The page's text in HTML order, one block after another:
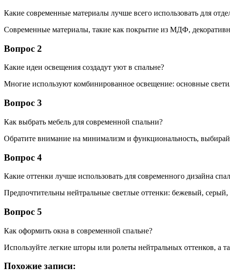
Какие современные материалы лучше всего использовать для
Современные материалы, такие как покрытие из МДФ,
Вопрос 2
Какие идеи освещения создадут уют в спальне?
Многие используют комбинированное освещение: основные
Вопрос 3
Как выбрать мебель для современной спальни?
Обратите внимание на минимализм и функциональность,
Вопрос 4
Какие оттенки лучше использовать для современного дизайна
Предпочтительны нейтральные светлые оттенки: бежевый,
Вопрос 5
Как оформить окна в современной спальне?
Используйте легкие шторы или ролеты нейтральных оттенков, а
Похожие записи: